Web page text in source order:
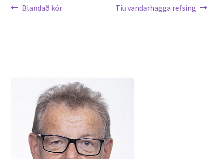
Leiðarkerfi
Previous
Blandað kór
Next
Tíu vandarhagga refsing